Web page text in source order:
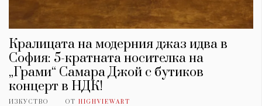
Кралицата на модерния джаз идва в
София: 5-кратната носителка на
„Грами“ Самара Джой с бутиков
концерт в НДК!
ИЗКУСТВО ОТ HIGHVIEWART